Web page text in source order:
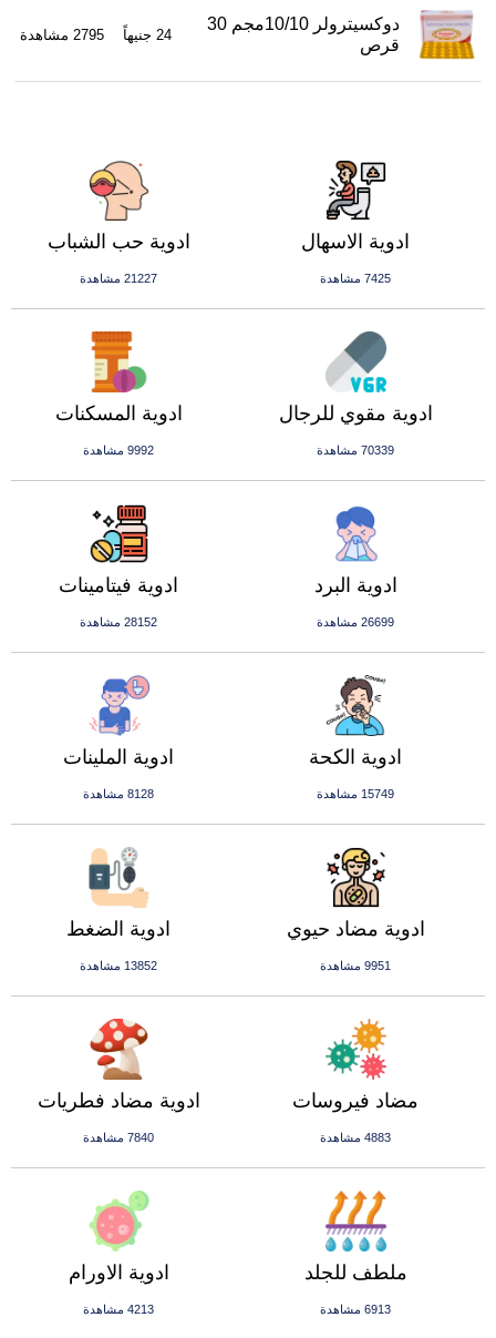
دوكسيترولر 10/10مجم 30
قرص
24 جنيهاً 2795 مشاهدة
ادوية حب الشباب
21227 مشاهدة
ادوية الاسهال
7425 مشاهدة
ادوية المسكنات
9992 مشاهدة
ادوية مقوي للرجال
70339 مشاهدة
ادوية فيتامينات
28152 مشاهدة
ادوية البرد
26699 مشاهدة
ادوية الملينات
8128 مشاهدة
ادوية الكحة
15749 مشاهدة
ادوية الضغط
13852 مشاهدة
ادوية مضاد حيوي
9951 مشاهدة
ادوية مضاد فطريات
7840 مشاهدة
مضاد فيروسات
4883 مشاهدة
ادوية الاورام
4213 مشاهدة
ملطف للجلد
6913 مشاهدة